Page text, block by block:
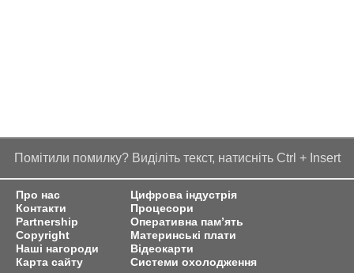
Помітили помилку? Виділіть текст, натисніть Ctrl + Insert
Про нас
Контакти
Partnership
Copyright
Наші нагороди
Карта сайту
Цифрова індустрія
Процесори
Оперативна пам’ять
Материнські плати
Відеокарти
Системи охолодження